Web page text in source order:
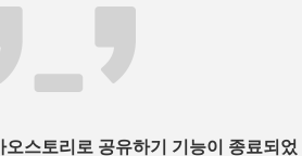
스토리로 공유하기 기능이 종료되었